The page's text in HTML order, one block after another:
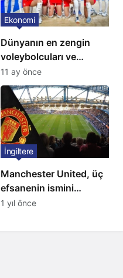
Dünyanın en zengin
voleybolcuları ve
servetleri açıklandı:
Listede 2 Türk yıldız
bulunuyor
Ekonomi
11 ay önce
Manchester United, üç
efsanenin ismini
yasakladı
İngiltere
1 yıl önce